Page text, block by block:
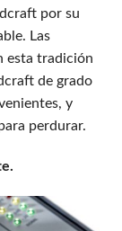
por su
Las
esta tradición
de grado
y
perdurar.